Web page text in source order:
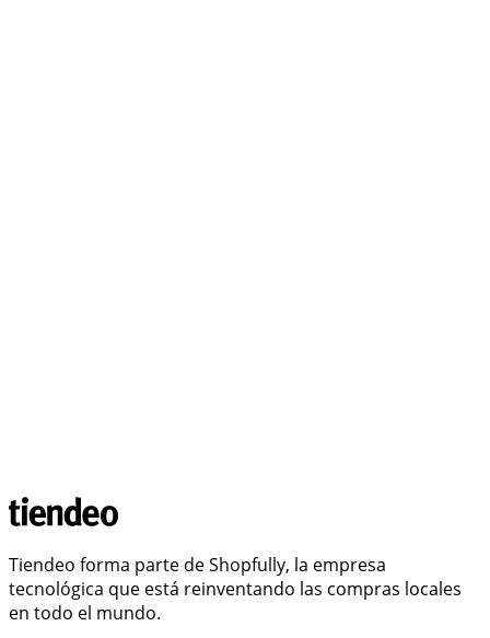
Tiendeo forma parte de Shopfully, la empresa
tecnológica que está reinventando las compras locales
en todo el mundo.